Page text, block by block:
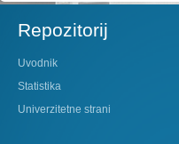
Repozitorij
Uvodnik
Statistika
Univerzitetne strani